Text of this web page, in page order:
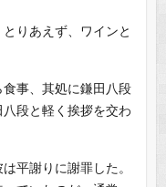
りあえず、ワインと
事、其処に鎌田八段
段と軽く挨拶を交わ
平謝りに謝罪した。